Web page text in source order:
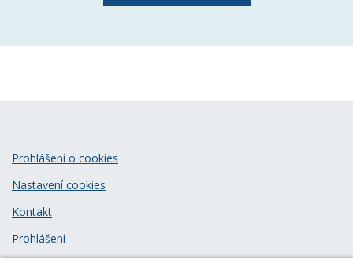
Prohlášení o cookies
Nastavení cookies
Kontakt
Prohlášení